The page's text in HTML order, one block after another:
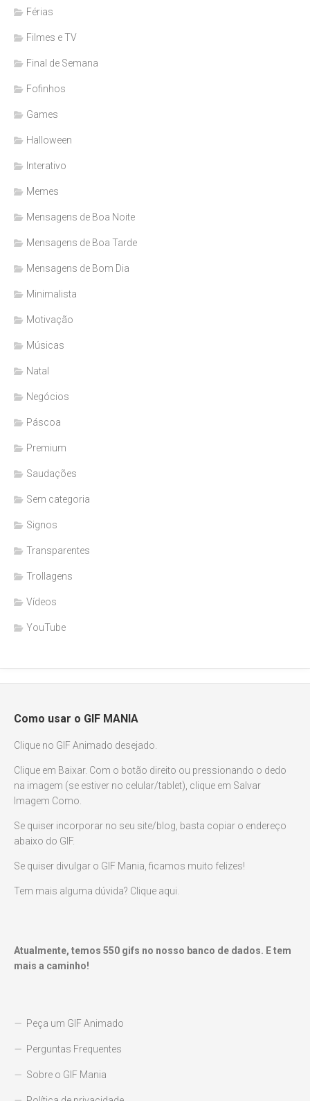
Férias
Filmes e TV
Final de Semana
Fofinhos
Games
Halloween
Interativo
Memes
Mensagens de Boa Noite
Mensagens de Boa Tarde
Mensagens de Bom Dia
Minimalista
Motivação
Músicas
Natal
Negócios
Páscoa
Premium
Saudações
Sem categoria
Signos
Transparentes
Trollagens
Vídeos
YouTube
Como usar o GIF MANIA
Clique no GIF Animado desejado.
Clique em Baixar. Com o botão direito ou pressionando o dedo
na imagem (se estiver no celular/tablet), clique em Salvar
Imagem Como.
Se quiser incorporar no seu site/blog, basta copiar o endereço
abaixo do GIF.
Se quiser divulgar o GIF Mania, ficamos muito felizes!
Tem mais alguma dúvida? Clique aqui.
Atualmente, temos 550 gifs no nosso banco de dados. E tem
mais a caminho!
Peça um GIF Animado
Perguntas Frequentes
Sobre o GIF Mania